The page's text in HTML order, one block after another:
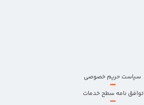
سیاست حریم خصوصی
–
توافق نامه سطح خدمات
–